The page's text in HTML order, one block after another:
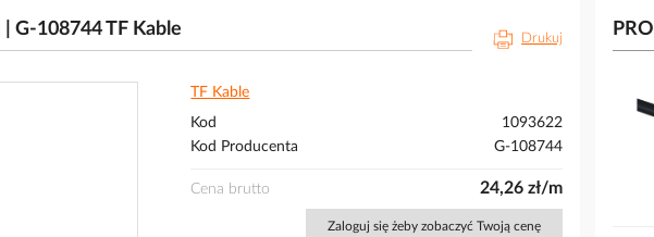
G-108744 TF Kable Drukuj
TF Kable
Kod
1093622
Kod Producenta
G-108744
Cena brutto 24,26 zł/m
Zaloguj się żeby zobaczyć Twoją cenę